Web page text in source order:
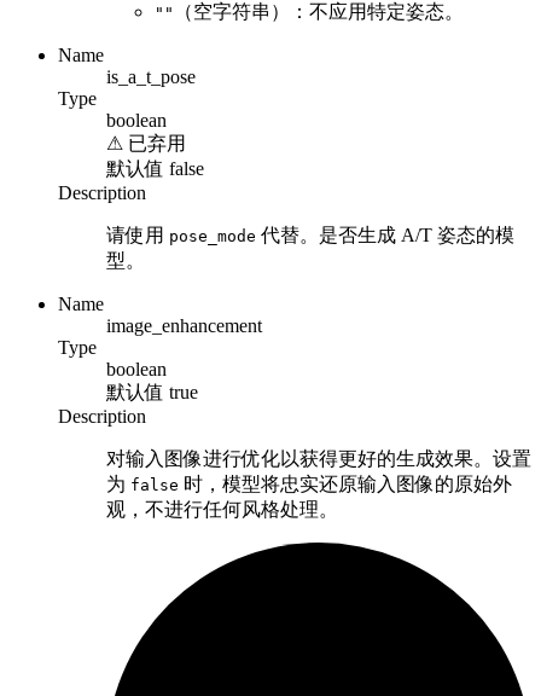
"" （空字符串）：不应用特定姿态。
Name
is_a_t_pose
Type
boolean
⚠ 已弃用
默认值 false
Description
请使用 pose_mode 代替。是否生成 A/T 姿态的模
型。
Name
image_enhancement
Type
boolean
默认值 true
Description
对输入图像进行优化以获得更好的生成效果。设置
为 false 时，模型将忠实还原输入图像的原始外
观，不进行任何风格处理。